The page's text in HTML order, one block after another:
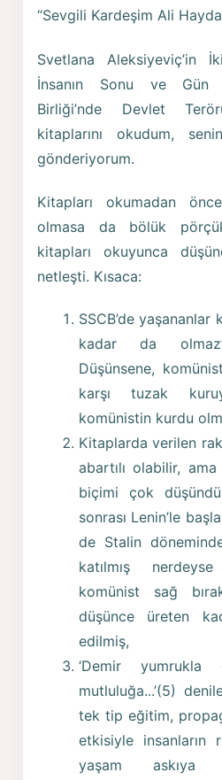
“Sevgili Kardeşim Ali
Svetlana Aleksiyeviç’in
İnsanın Sonu ve Gün
Birliği’nde Devlet
kitaplarını okudum,
gönderiyorum.
Kitapları okumadan
olmasa da bölük
kitapları okuyunca
netleşti. Kısaca:
SSCB’de yaşananlar
kadar da
Düşünsene,
karşı tuzak
komünistin kurdu
Kitaplarda verilen
abartılı olabilir,
biçimi çok
sonrası Lenin’le
de Stalin
katılmış
komünist sağ
düşünce üreten
edilmiş,
‘Demir yumrukla
mutluluğa...’(5)
tek tip eğitim,
etkisiyle insanların
yaşam askıya